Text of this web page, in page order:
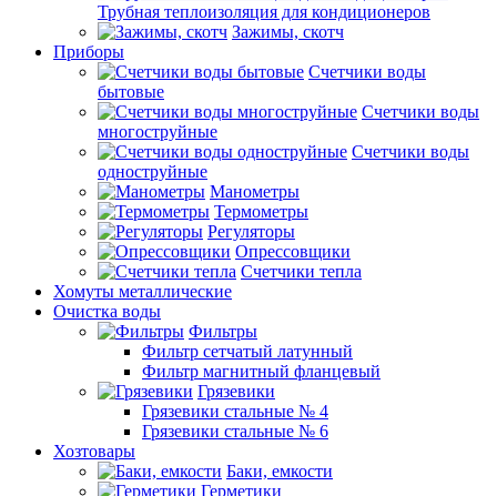
Трубная теплоизоляция для кондиционеров
Зажимы, скотч
Приборы
Счетчики воды
бытовые
Счетчики воды
многоструйные
Счетчики воды
одноструйные
Манометры
Термометры
Регуляторы
Опрессовщики
Счетчики тепла
Хомуты металлические
Очистка воды
Фильтры
Фильтр сетчатый латунный
Фильтр магнитный фланцевый
Грязевики
Грязевики стальные № 4
Грязевики стальные № 6
Хозтовары
Баки, емкости
Герметики